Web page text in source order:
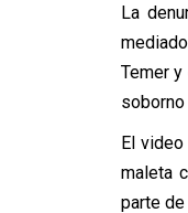
La
Temer
soborno
El
maleta
parte